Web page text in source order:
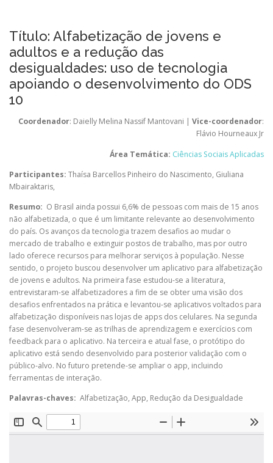
Título: Alfabetização de jovens e
adultos e a redução das
desigualdades: uso de tecnologia
apoiando o desenvolvimento do ODS
10
Coordenador: Daielly Melina Nassif Mantovani | Vice-coordenador:
Flávio Hourneaux Jr
Área Temática: Ciências Sociais Aplicadas
Participantes: Thaísa Barcellos Pinheiro do Nascimento, Giuliana
Mbairaktaris,
Resumo: O Brasil ainda possui 6,6% de pessoas com mais de 15 anos
não alfabetizada, o que é um limitante relevante ao desenvolvimento
do país. Os avanços da tecnologia trazem desafios ao mudar o
mercado de trabalho e extinguir postos de trabalho, mas por outro
lado oferece recursos para melhorar serviços à população. Nesse
sentido, o projeto buscou desenvolver um aplicativo para alfabetização
de jovens e adultos. Na primeira fase estudou-se a literatura,
entrevistaram-se alfabetizadores a fim de se obter uma visão dos
desafios enfrentados na prática e levantou-se aplicativos voltados para
alfabetização disponíveis nas lojas de apps dos celulares. Na segunda
fase desenvolveram-se as trilhas de aprendizagem e exercícios com
feedback para o aplicativo. Na terceira e atual fase, o protótipo do
aplicativo está sendo desenvolvido para posterior validação com o
público-alvo. No futuro pretende-se ampliar o app, incluindo
ferramentas de interação.
Palavras-chaves: Alfabetização, App, Redução da Desigualdade